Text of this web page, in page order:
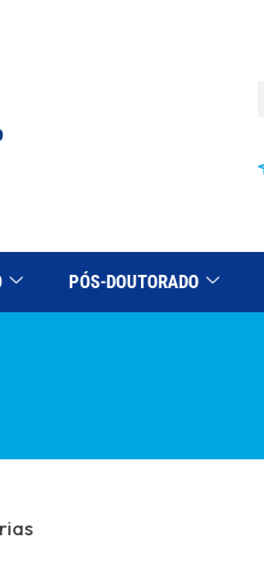
PÓS-DOUTORADO